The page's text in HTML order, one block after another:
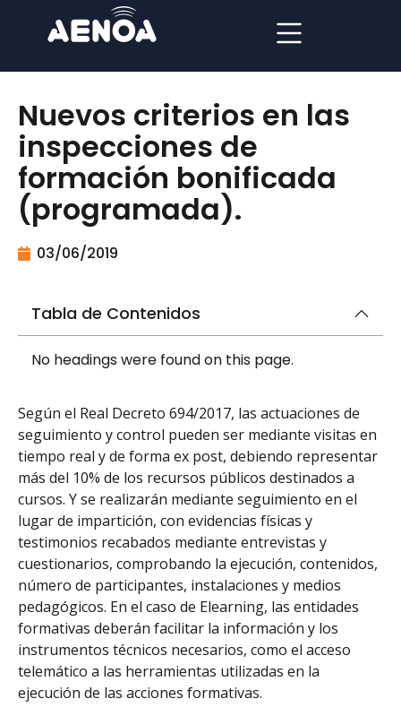
Nuevos criterios en las
inspecciones de
formación bonificada
(programada).
03/06/2019
Tabla de Contenidos
No headings were found on this page.
Según el Real Decreto 694/2017, las actuaciones de
seguimiento y control pueden ser mediante visitas en
tiempo real y de forma ex post, debiendo representar
más del 10% de los recursos públicos destinados a
cursos. Y se realizarán mediante seguimiento en el
lugar de impartición, con evidencias físicas y
testimonios recabados mediante entrevistas y
cuestionarios, comprobando la ejecución, contenidos,
número de participantes, instalaciones y medios
pedagógicos. En el caso de Elearning, las entidades
formativas deberán facilitar la información y los
instrumentos técnicos necesarios, como el acceso
telemático a las herramientas utilizadas en la
ejecución de las acciones formativas.